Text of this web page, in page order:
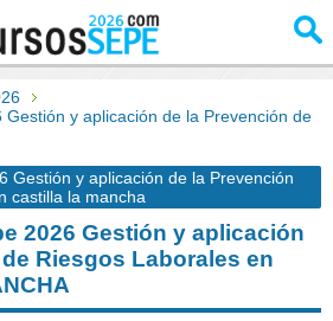
Gestión y aplicación de la Prevención de
Gestión y aplicación de la Prevención
castilla la mancha
2026 Gestión y aplicación
Riesgos Laborales en